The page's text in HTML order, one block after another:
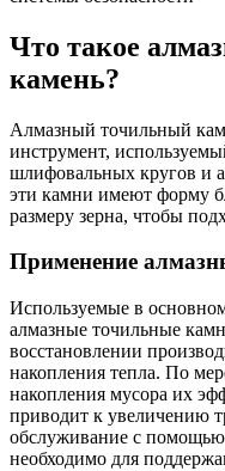
Что такое
камень?
Алмазный точильный
инструмент,
шлифовальных кругов и
эти камни имеют форму
размеру зерна, чтобы
Применение
Используемые в
алмазные точильные
восстановлении
накопления тепла. По
накопления мусора их
приводит к увеличению
обслуживание с помощью
необходимо для